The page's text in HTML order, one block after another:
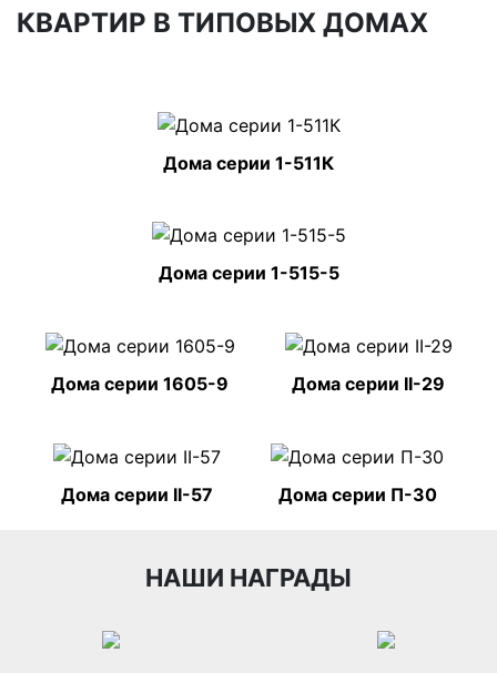
КВАРТИР В ТИПОВЫХ ДОМАХ
Дома серии 1-511К
Дома серии 1-515-5
Дома серии 1605-9 Дома серии II-29
Дома серии II-57 Дома серии П-30
НАШИ НАГРАДЫ